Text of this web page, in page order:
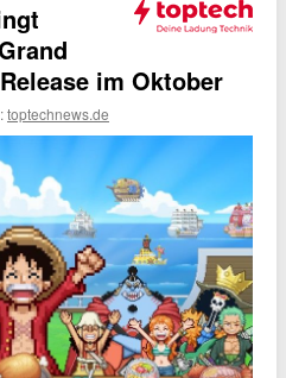
im Oktober
toptechnews.de